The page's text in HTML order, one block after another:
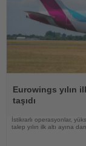
Oku
Eurowings yılın
taşıdı
İstikrarlı operasyonlar,
talep yılın ilk altı ayına